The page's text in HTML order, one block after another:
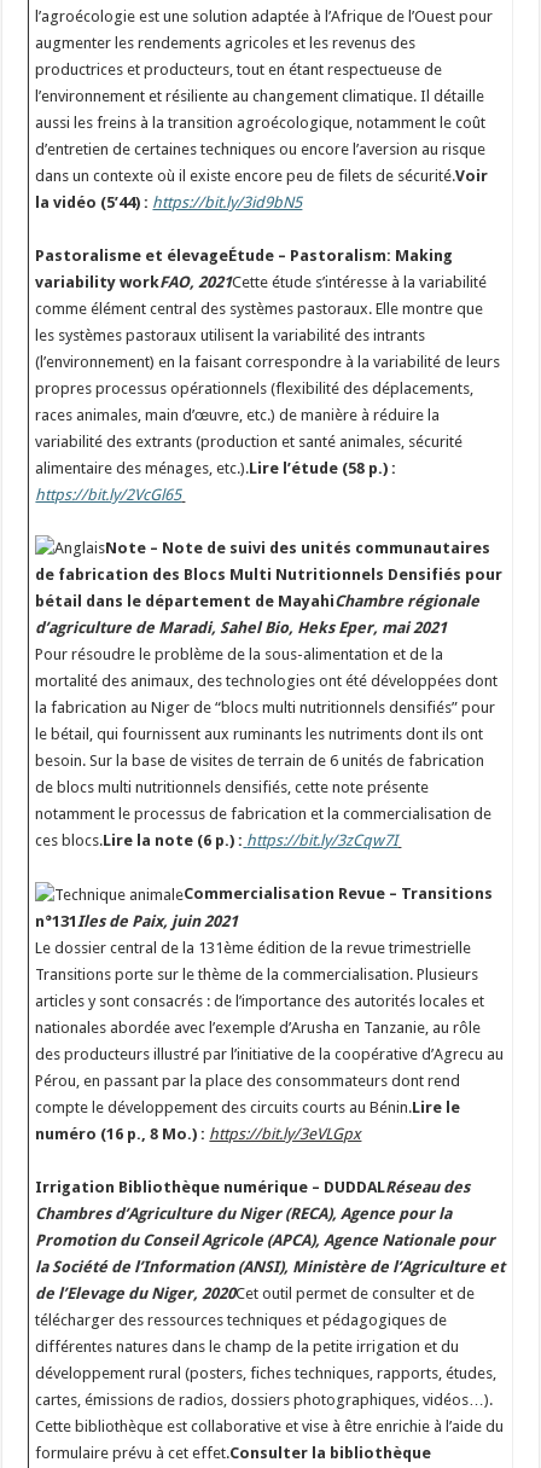
l’agroécologie est une solution adaptée à l’Afrique de l’Ouest pour
augmenter les rendements agricoles et les revenus des
productrices et producteurs, tout en étant respectueuse de
l’environnement et résiliente au changement climatique. Il détaille
aussi les freins à la transition agroécologique, notamment le coût
d’entretien de certaines techniques ou encore l’aversion au risque
dans un contexte où il existe encore peu de filets de sécurité.Voir
la vidéo (5’44) : https://bit.ly/3id9bN5
Pastoralisme et élevageÉtude – Pastoralism: Making
variability workFAO, 2021Cette étude s’intéresse à la variabilité
comme élément central des systèmes pastoraux. Elle montre que
les systèmes pastoraux utilisent la variabilité des intrants
(l’environnement) en la faisant correspondre à la variabilité de leurs
propres processus opérationnels (flexibilité des déplacements,
races animales, main d’œuvre, etc.) de manière à réduire la
variabilité des extrants (production et santé animales, sécurité
alimentaire des ménages, etc.).Lire l’étude (58 p.) :
https://bit.ly/2VcGl65
Note – Note de suivi des unités communautaires
de fabrication des Blocs Multi Nutritionnels Densifiés pour
bétail dans le département de MayahiChambre régionale
d’agriculture de Maradi, Sahel Bio, Heks Eper, mai 2021
Pour résoudre le problème de la sous-alimentation et de la
mortalité des animaux, des technologies ont été développées dont
la fabrication au Niger de “blocs multi nutritionnels densifiés” pour
le bétail, qui fournissent aux ruminants les nutriments dont ils ont
besoin. Sur la base de visites de terrain de 6 unités de fabrication
de blocs multi nutritionnels densifiés, cette note présente
notamment le processus de fabrication et la commercialisation de
ces blocs.Lire la note (6 p.) : https://bit.ly/3zCqw7I
Commercialisation Revue – Transitions
n°131 Iles de Paix, juin 2021
Le dossier central de la 131ème édition de la revue trimestrielle
Transitions porte sur le thème de la commercialisation. Plusieurs
articles y sont consacrés : de l’importance des autorités locales et
nationales abordée avec l’exemple d’Arusha en Tanzanie, au rôle
des producteurs illustré par l’initiative de la coopérative d’Agrecu au
Pérou, en passant par la place des consommateurs dont rend
compte le développement des circuits courts au Bénin.Lire le
numéro (16 p., 8 Mo.) : https://bit.ly/3eVLGpx
Irrigation Bibliothèque numérique – DUDDALRéseau des
Chambres d’Agriculture du Niger (RECA), Agence pour la
Promotion du Conseil Agricole (APCA), Agence Nationale pour
la Société de l’Information (ANSI), Ministère de l’Agriculture et
de l’Elevage du Niger, 2020Cet outil permet de consulter et de
télécharger des ressources techniques et pédagogiques de
différentes natures dans le champ de la petite irrigation et du
développement rural (posters, fiches techniques, rapports, études,
cartes, émissions de radios, dossiers photographiques, vidéos…).
Cette bibliothèque est collaborative et vise à être enrichie à l’aide du
formulaire prévu à cet effet.Consulter la bibliothèque